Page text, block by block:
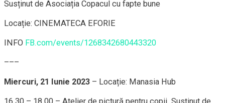
Susținut de Asociația Copacul cu fapte bune
Locație: CINEMATECA EFORIE
INFO FB.com/events/1268342680443320
–––
Miercuri, 21 Iunie 2023 – Locație: Manasia Hub